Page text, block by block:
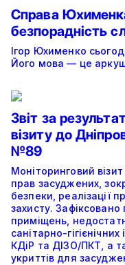
Справа
безпорадність
Ігор Юхименко
Його мова — це
Звіт за
візиту до
№89
Моніторинговий
прав засуджених,
безпеки, реалізації
захисту.
приміщень,
санітарно-
КДіР та ДІЗО/ПКТ, а
укриттів для